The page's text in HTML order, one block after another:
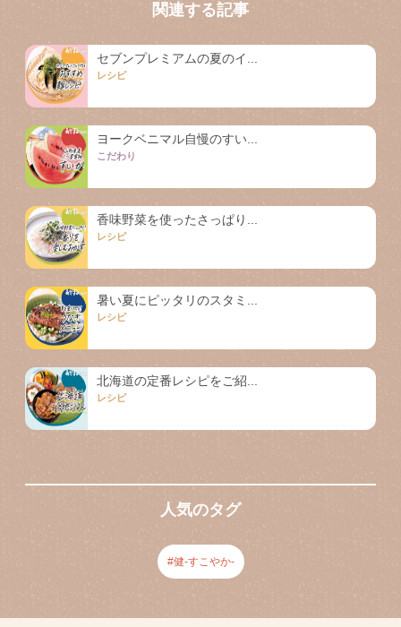
関連する記事
セブンプレミアムの夏のイ...
レシピ
ヨークベニマル自慢のすい...
こだわり
香味野菜を使ったさっぱり...
レシピ
暑い夏にピッタリのスタミ...
レシピ
北海道の定番レシピをご紹...
レシピ
人気のタグ
健-すこやか-